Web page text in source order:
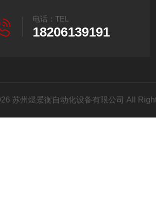
电话：TEL
18206139191
苏州煜景衡自动化设备有限公司 All